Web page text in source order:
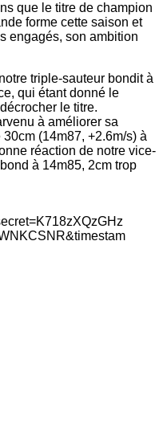
que le titre de champion
forme cette saison et
engagés, son ambition
triple-sauteur bondit à
qui étant donné le
le titre.
à améliorer sa
(14m87, +2.6m/s) à
réaction de notre vice-
à 14m85, 2cm trop